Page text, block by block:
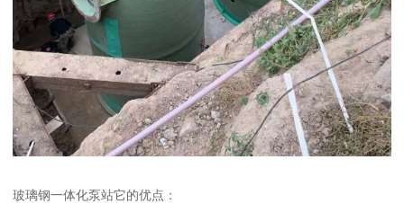
玻璃钢一体化泵站它的优点：